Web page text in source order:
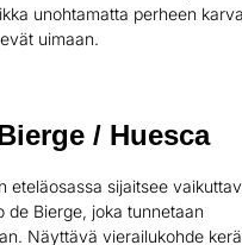
unohtamatta perheen
uimaan.
/ Huesca
eteläosassa sijaitsee
de Bierge, joka tunnetaan
Näyttävä vierailukohde